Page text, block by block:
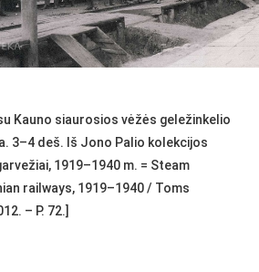
Kauno siaurosios vėžės geležinkelio
3–4 deš. Iš Jono Palio kolekcijos
1919–1940 m. = Steam
railways, 1919–1940 / Toms
– P. 72.]